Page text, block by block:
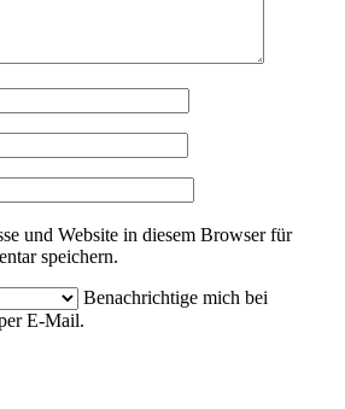
und Website in diesem Browser für
speichern.
Benachrichtige mich bei
E-Mail.